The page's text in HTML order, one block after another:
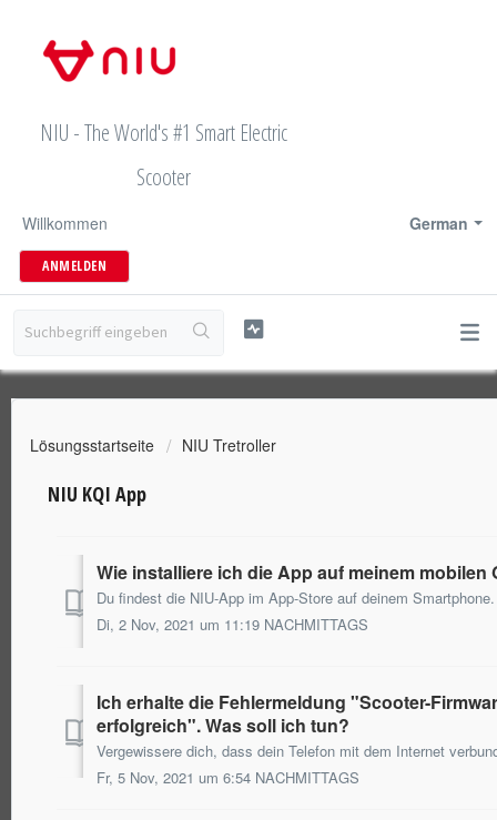
NIU - The World's #1 Smart Electric
Scooter
German
Willkommen
ANMELDEN
Lösungsstartseite NIU Tretroller
NIU KQI App
Wie installiere ich die App auf meinem mobilen
Di, 2 Nov, 2021 um 11:19 NACHMITTAGS
Ich erhalte die Fehlermeldung "Scooter-
erfolgreich". Was soll ich tun?
Fr, 5 Nov, 2021 um 6:54 NACHMITTAGS